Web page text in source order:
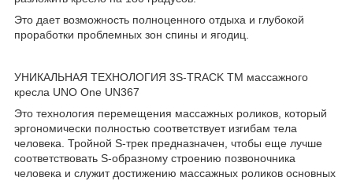
Это дает возможность полноценного отдыха и глубокой
проработки проблемных зон спины и ягодиц.
УНИКАЛЬНАЯ ТЕХНОЛОГИЯ 3S-TRACK TM массажного
кресла UNO One UN367
Это технология перемещения массажных роликов, который
эргономически полностью соответствует изгибам тела
человека. Тройной S-трек предназначен, чтобы еще лучше
соответствовать S-образному строению позвоночника
человека и служит достижению массажных роликов основных